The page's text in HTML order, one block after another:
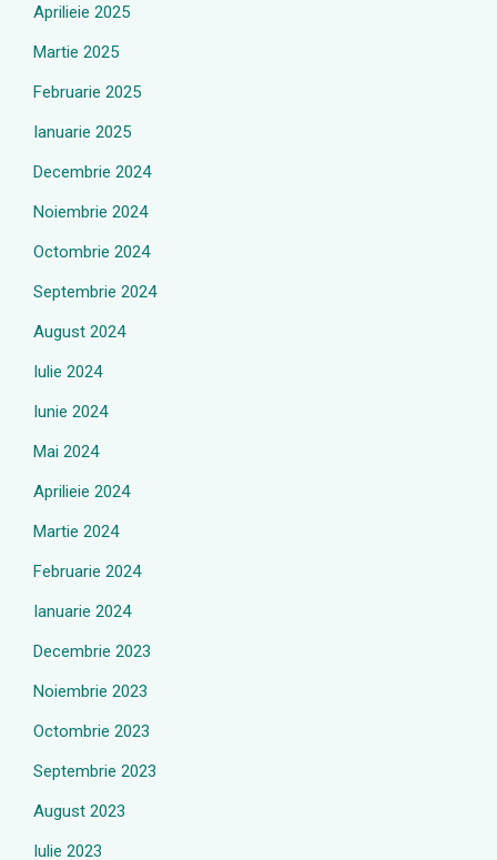
Aprilieie 2025
Martie 2025
Februarie 2025
Ianuarie 2025
Decembrie 2024
Noiembrie 2024
Octombrie 2024
Septembrie 2024
August 2024
Iulie 2024
Iunie 2024
Mai 2024
Aprilieie 2024
Martie 2024
Februarie 2024
Ianuarie 2024
Decembrie 2023
Noiembrie 2023
Octombrie 2023
Septembrie 2023
August 2023
Iulie 2023